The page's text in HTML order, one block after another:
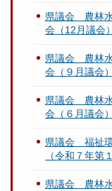
県議会 農林水
会（12月議会
県議会 農林水
会（９月議会）
県議会 農林水
会（６月議会）
県議会 福祉
（令和７年第
県議会 農林水